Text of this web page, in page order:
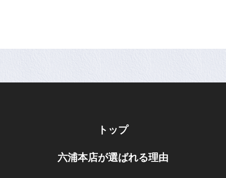
トップ
六浦本店が選ばれる理由